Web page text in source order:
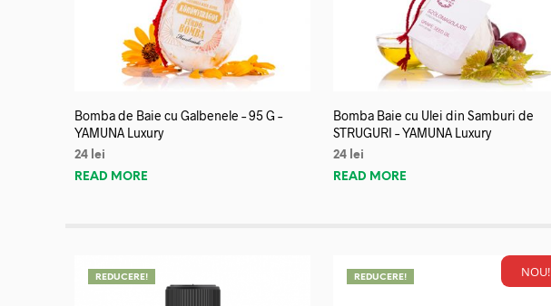
Bomba de Baie cu Galbenele – 95 G –
YAMUNA Luxury
24 lei
READ MORE
Bomba Baie cu Ulei din Samburi de
STRUGURI – YAMUNA Luxury
24 lei
READ MORE
REDUCERE! NOU!
REDUCERE!